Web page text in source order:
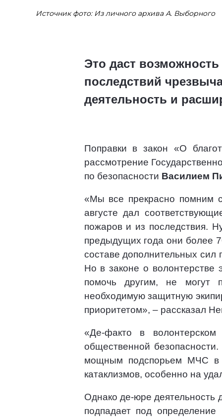
Источник фото: Из личного архива А. Выборного
Это даст
последствий
деятельность и
Поправки в закон «О
рассмотрение
по безопасности Василием
«Мы все прекрасно помним
августе дал
пожаров и из последствия.
предыдущих года они более
составе дополнительных
Но в законе о волонтерстве
помочь другим, не могут
необходимую защитную
приоритетом», – рассказал
«Де-факто в
общественной
мощным подспорьем МЧС в
катаклизмов, особенно на
Однако де-юре деятельность
подпадает под